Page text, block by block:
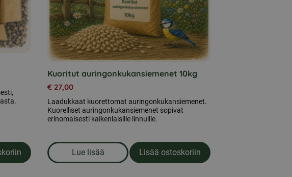
näytelaatikko
Kuoritut auringonkukansiemenet 10kg
€ 27,00
Laadukkaat kuorettomat auringonkukansiemenet.
Kuorelliset auringonkukansiemenet sopivat
erinomaisesti kaikenlaisille linnuille.
Lue lisää
om produkten Kuoritut auringonkukansiemenet 10kg
Lisää ostoskoriin